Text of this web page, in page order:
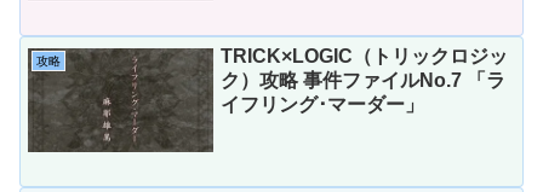
攻略
TRICK×LOGIC（トリックロジッ
ク）攻略 事件ファイルNo.7 「ラ
イフリング･マーダー」